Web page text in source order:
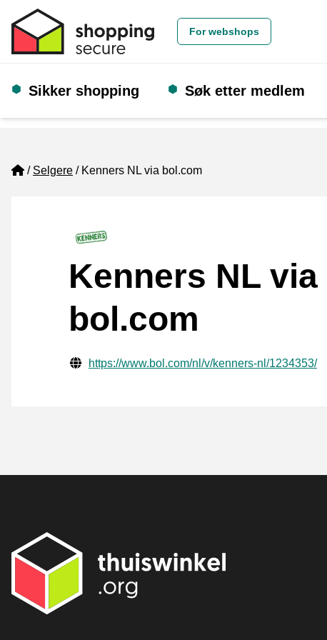
For webshops
Sikker shopping Søk etter medlem
Home
Selgere Kenners NL via bol.com
Kenners NL via
bol.com
Verifisert kontaktinformasjon
Website URL
https://www.bol.com/nl/v/kenners-nl/1234353/